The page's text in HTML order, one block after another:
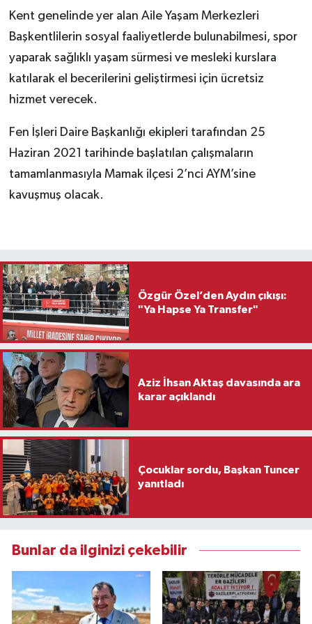
Kent genelinde yer alan Aile Yaşam Merkezleri
Başkentlilerin sosyal faaliyetlerde bulunabilmesi, spor
yaparak sağlıklı yaşam sürmesi ve mesleki kurslara
katılarak el becerilerini geliştirmesi için ücretsiz
hizmet verecek.
Fen İşleri Daire Başkanlığı ekipleri tarafından 25
Haziran 2021 tarihinde başlatılan çalışmaların
tamamlanmasıyla Mamak ilçesi 2’nci AYM’sine
kavuşmuş olacak.
Özgür Özel’den Aydın çıkışı:
"Ya Hapse Ya Transfer"
Aziz İhsan Aktaş davasında ara
karar açıklandı
Çocuklar sordu, Başkan Tuncer
yanıtladı
Bunlar da ilginizi çekebilir